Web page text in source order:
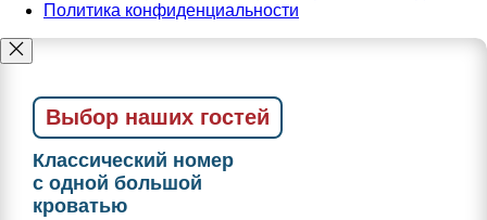
Политика конфиденциальности
Выбор наших гостей
Классический номер
с одной большой
кроватью